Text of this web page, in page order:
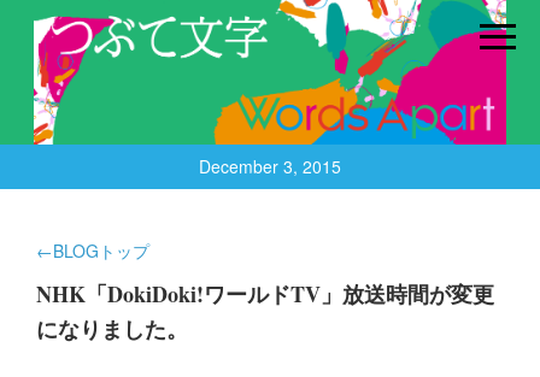
December 3, 2015
←BLOGトップ
NHK「DokiDoki!ワールドTV」放送時間が変更
になりました。